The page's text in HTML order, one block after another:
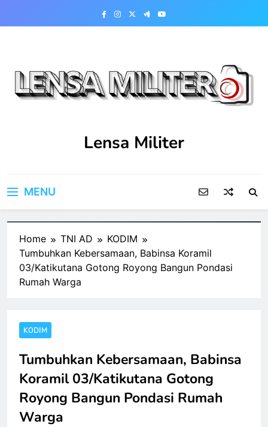
Lensa Militer
MENU
Home TNI AD
KODIM
Tumbuhkan Kebersamaan, Babinsa Koramil
03/Katikutana Gotong Royong Bangun Pondasi
Rumah Warga
KODIM
Tumbuhkan Kebersamaan, Babinsa
Koramil 03/Katikutana Gotong
Royong Bangun Pondasi Rumah
Warga